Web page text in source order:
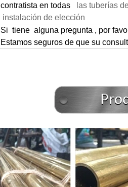
contratista en todas
las tuberías
instalación de elección
Si tiene alguna pregunta , por
Estamos seguros de que su